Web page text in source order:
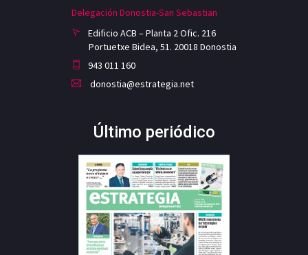
Delegación Donostia-San Sebastian
Edificio ACB – Planta 2 Ofic. 216
Portuetxe Bidea, 51. 20018 Donostia
943 011 160
donostia@estrategia.net
Último periódico